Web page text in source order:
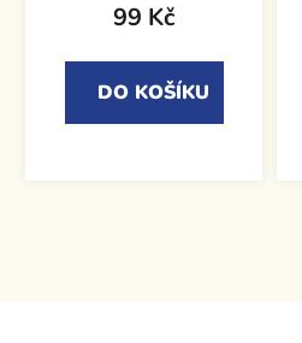
99 Kč
DO KOŠÍKU